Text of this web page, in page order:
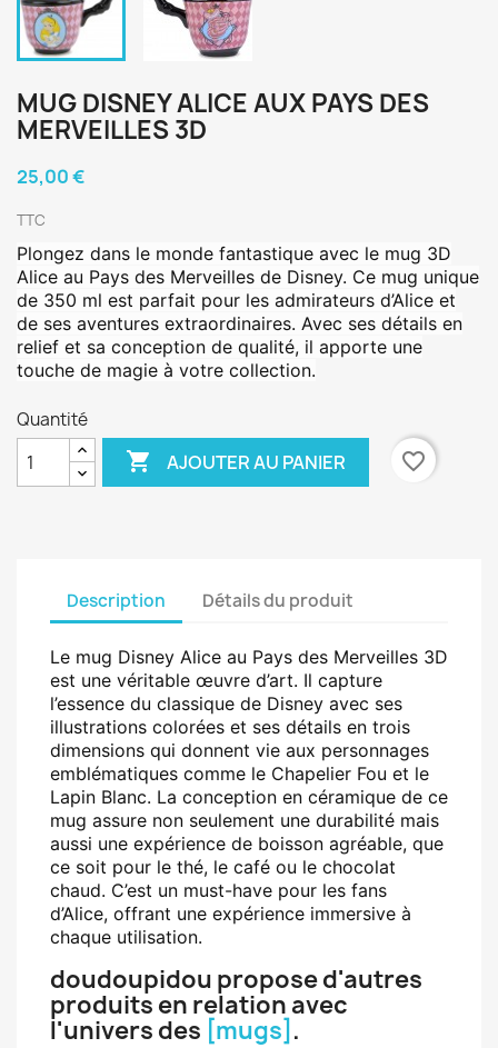
MUG DISNEY ALICE AUX PAYS DES
MERVEILLES 3D
25,00 €
TTC
Plongez dans le monde fantastique avec le mug 3D
Alice au Pays des Merveilles de Disney. Ce mug unique
de 350 ml est parfait pour les admirateurs d’Alice et
de ses aventures extraordinaires. Avec ses détails en
relief et sa conception de qualité, il apporte une
touche de magie à votre collection.
Quantité
 AJOUTER AU PANIER favorite_border
Description Détails du produit
Le mug Disney Alice au Pays des Merveilles 3D
est une véritable œuvre d’art. Il capture
l’essence du classique de Disney avec ses
illustrations colorées et ses détails en trois
dimensions qui donnent vie aux personnages
emblématiques comme le Chapelier Fou et le
Lapin Blanc. La conception en céramique de ce
mug assure non seulement une durabilité mais
aussi une expérience de boisson agréable, que
ce soit pour le thé, le café ou le chocolat
chaud. C’est un must-have pour les fans
d’Alice, offrant une expérience immersive à
chaque utilisation.
doudoupidou propose d'autres
produits en relation avec
l'univers des [mugs] .